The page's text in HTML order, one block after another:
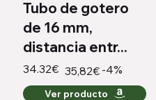
Tubo de gotero
de 16 mm,
distancia entr...
34.32€ 35,82€ -4%
Ver producto